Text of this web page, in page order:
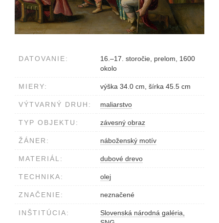
DATOVANIE:
16.–17. storočie, prelom, 1600
okolo
MIERY: výška 34.0 cm, šírka 45.5 cm
VÝTVARNÝ DRUH: maliarstvo
TYP OBJEKTU: závesný obraz
ŽÁNER: náboženský motív
MATERIÁL: dubové drevo
TECHNIKA: olej
ZNAČENIE: neznačené
INŠTITÚCIA:
Slovenská národná galéria,